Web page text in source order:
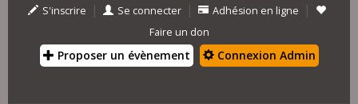
S'inscrire | Se connecter | Adhésion en ligne |
Faire un don
Proposer un évènement Connexion Admin